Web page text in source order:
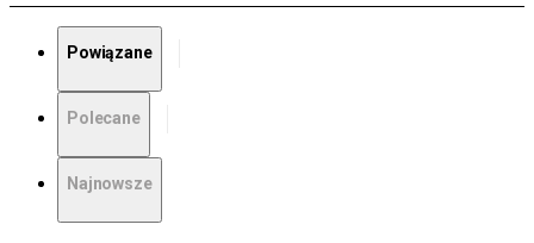
Powiązane
Polecane
Najnowsze